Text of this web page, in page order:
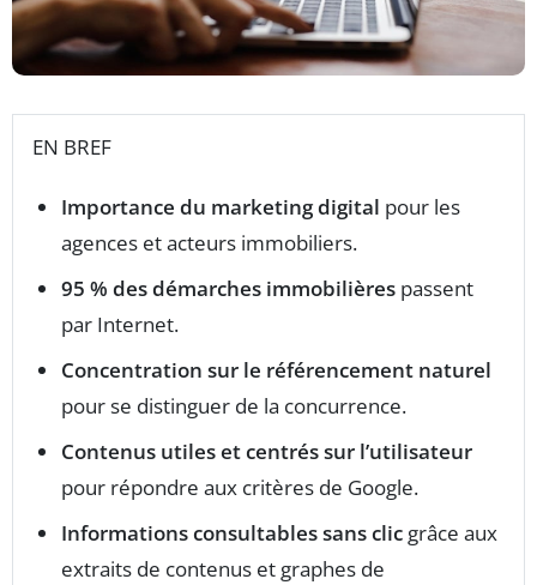
EN BREF
Importance du marketing digital pour les
agences et acteurs immobiliers.
95 % des démarches immobilières passent
par Internet.
Concentration sur le référencement naturel
pour se distinguer de la concurrence.
Contenus utiles et centrés sur l’utilisateur
pour répondre aux critères de Google.
Informations consultables sans clic grâce aux
extraits de contenus et graphes de